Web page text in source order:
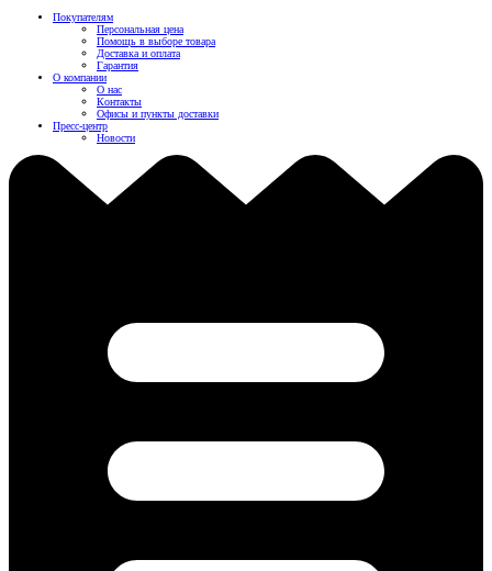
Покупателям
Персональная цена
Помощь в выборе товара
Доставка и оплата
Гарантия
О компании
О нас
Контакты
Офисы и пункты доставки
Пресс-центр
Новости